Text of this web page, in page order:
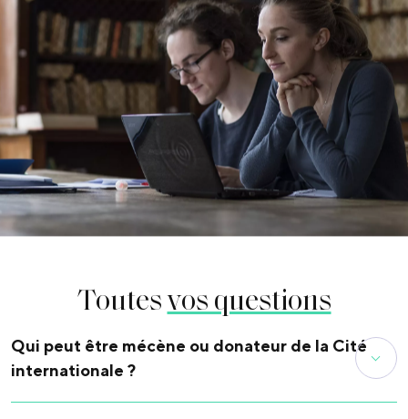
Toutesvos questions
Qui peut être mécène ou donateur de la Cité
internationale ?